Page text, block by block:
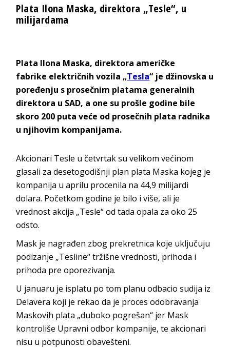
Plata Ilona Maska, direktora „Tesle“, u
milijardama
Plata Ilona Maska, direktora američke
fabrike električnih vozila „Tesla“ je džinovska u
poređenju s prosečnim platama generalnih
direktora u SAD, a one su prošle godine bile
skoro 200 puta veće od prosečnih plata radnika
u njihovim kompanijama.
Akcionari Tesle u četvrtak su velikom većinom
glasali za desetogodišnji plan plata Maska kojeg je
kompanija u aprilu procenila na 44,9 milijardi
dolara. Početkom godine je bilo i više, ali je
vrednost akcija „Tesle“ od tada opala za oko 25
odsto.
Mask je nagrađen zbog prekretnica koje uključuju
podizanje „Tesline“ tržišne vrednosti, prihoda i
prihoda pre oporezivanja.
U januaru je isplatu po tom planu odbacio sudija iz
Delavera koji je rekao da je proces odobravanja
Maskovih plata „duboko pogrešan“ jer Mask
kontroliše Upravni odbor kompanije, te akcionari
nisu u potpunosti obavešteni.